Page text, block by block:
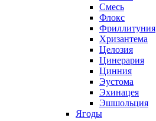
Смесь
Флокс
Фриллитуния
Хризантема
Целозия
Цинерария
Цинния
Эустома
Эхинацея
Эшшольция
Ягоды